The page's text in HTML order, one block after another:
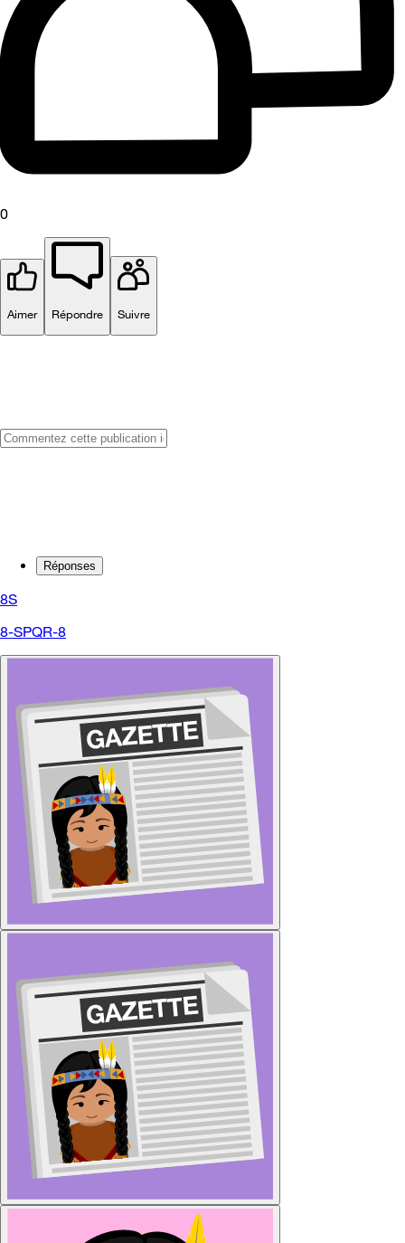
0
Aimer Répondre Suivre
Réponses
8S
8-SPQR-8